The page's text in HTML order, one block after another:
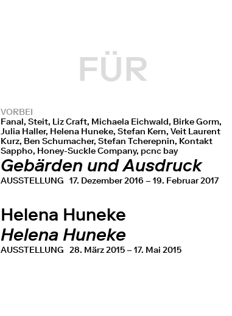
FÜR
VORBEI
Fanal, Steit, Liz Craft, Michaela Eichwald, Birke Gorm,
Julia Haller, Helena Huneke, Stefan Kern, Veit Laurent
Kurz, Ben Schumacher, Stefan Tcherepnin, Kontakt
Sappho, Honey-Suckle Company, pcnc bay
Gebärden und Ausdruck
AUSSTELLUNG 17. Dezember 2016 – 19. Februar 2017
Helena Huneke
Helena Huneke
AUSSTELLUNG 28. März 2015 – 17. Mai 2015